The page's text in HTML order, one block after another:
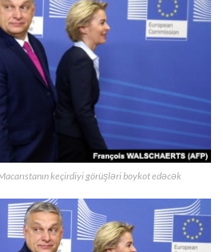
keçirdiyi görüşləri boykot edəcək